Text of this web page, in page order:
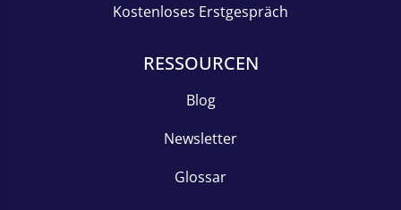
Kostenloses Erstgespräch
RESSOURCEN
Blog
Newsletter
Glossar